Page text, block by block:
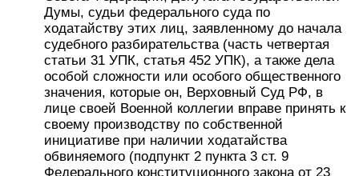
Думы, судьи федерального суда по
ходатайству этих лиц, заявленному до начала
судебного разбирательства (часть четвертая
статьи 31 УПК, статья 452 УПК), а также дела
особой сложности или особого общественного
значения, которые он, Верховный Суд РФ, в
лице своей Военной коллегии вправе принять к
своему производству по собственной
инициативе при наличии ходатайства
обвиняемого (подпункт 2 пункта 3 ст. 9
Федерального конституционного закона от 23